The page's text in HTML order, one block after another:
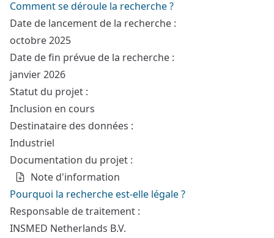
Comment se déroule la recherche ?
Date de lancement de la recherche :
octobre 2025
Date de fin prévue de la recherche :
janvier 2026
Statut du projet :
Inclusion en cours
Destinataire des données :
Industriel
Documentation du projet :
Note d'information
Pourquoi la recherche est-elle légale ?
Responsable de traitement :
INSMED Netherlands B.V.